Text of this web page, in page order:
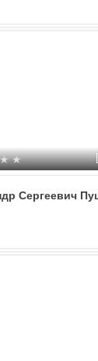
Сергеевич